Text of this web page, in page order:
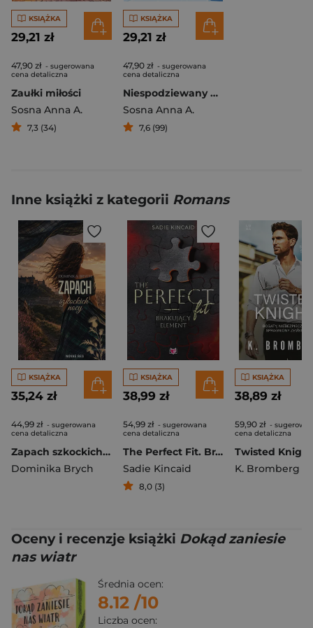
KSIĄŻKA
29,21 zł
47,90 zł - sugerowana
cena detaliczna
Zaułki miłości
Sosna Anna A.
7,3 (34)
KSIĄŻKA
29,21 zł
47,90 zł - sugerowana
cena detaliczna
Niespodziewany prezent
Sosna Anna A.
7,6 (99)
Inne książki z kategorii Romans
KSIĄŻKA
35,24 zł
44,99 zł - sugerowana
cena detaliczna
Zapach szkockich nocy
Dominika Brych
KSIĄŻKA
38,99 zł
54,99 zł - sugerowana
cena detaliczna
The Perfect Fit. Brakujący element
Sadie Kincaid
8,0 (3)
KSIĄŻKA
38,89 zł
59,90 zł -
cena detaliczna
K. Bromberg
Oceny i recenzje książki Dokąd zaniesie
nas wiatr
Średnia ocen:
8.12 /10
Liczba ocen: